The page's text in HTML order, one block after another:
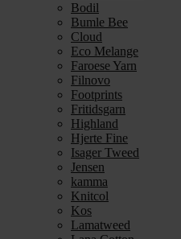
Bodil
Bumle Bee
Cloud
Eco Melange
Faroese Yarn
Filnovo
Footprints
Fritidsgarn
Highland
Hjerte Fine
Isager Tweed
Jensen
kamma
Knitcol
Kos
Lamatweed